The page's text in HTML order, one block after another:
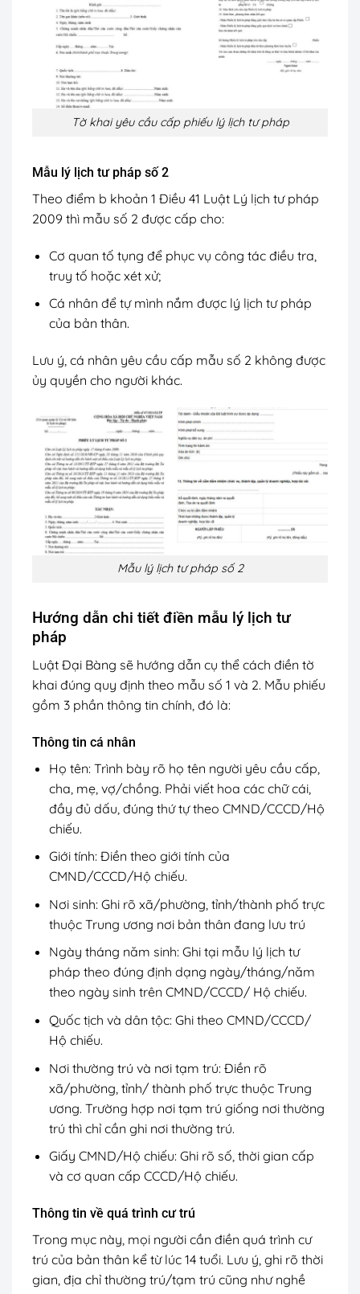
Tờ khai yêu cầu cấp phiếu lý lịch tư pháp
Mẫu lý lịch tư pháp số 2
Theo điểm b khoản 1 Điều 41 Luật Lý lịch tư pháp
2009 thì mẫu số 2 được cấp cho:
Cơ quan tố tụng để phục vụ công tác điều tra,
truy tố hoặc xét xử;
Cá nhân để tự mình nắm được lý lịch tư pháp
của bản thân.
Lưu ý, cá nhân yêu cầu cấp mẫu số 2 không được
ủy quyền cho người khác.
Mẫu lý lịch tư pháp số 2
Hướng dẫn chi tiết điền mẫu lý lịch tư
pháp
Luật Đại Bàng sẽ hướng dẫn cụ thể cách điền tờ
khai đúng quy định theo mẫu số 1 và 2. Mẫu phiếu
gồm 3 phần thông tin chính, đó là:
Thông tin cá nhân
Họ tên: Trình bày rõ họ tên người yêu cầu cấp,
cha, mẹ, vợ/chồng. Phải viết hoa các chữ cái,
đầy đủ dấu, đúng thứ tự theo CMND/CCCD/Hộ
chiếu.
Giới tính: Điền theo giới tính của
CMND/CCCD/Hộ chiếu.
Nơi sinh: Ghi rõ xã/phường, tỉnh/thành phố trực
thuộc Trung ương nơi bản thân đang lưu trú
Ngày tháng năm sinh: Ghi tại mẫu lý lịch tư
pháp theo đúng định dạng ngày/tháng/năm
theo ngày sinh trên CMND/CCCD/ Hộ chiếu.
Quốc tịch và dân tộc: Ghi theo CMND/CCCD/
Hộ chiếu.
Nơi thường trú và nơi tạm trú: Điền rõ
xã/phường, tỉnh/ thành phố trực thuộc Trung
ương. Trường hợp nơi tạm trú giống nơi thường
trú thì chỉ cần ghi nơi thường trú.
Giấy CMND/Hộ chiếu: Ghi rõ số, thời gian cấp
và cơ quan cấp CCCD/Hộ chiếu.
Thông tin về quá trình cư trú
Trong mục này, mọi người cần điền quá trình cư
trú của bản thân kể từ lúc 14 tuổi. Lưu ý, ghi rõ thời
gian, địa chỉ thường trú/tạm trú cũng như nghề